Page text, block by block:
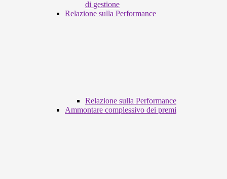
di gestione
Relazione sulla Performance
Relazione sulla Performance
Ammontare complessivo dei premi